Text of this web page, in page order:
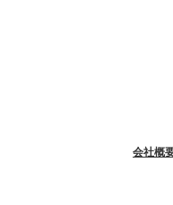
会社概